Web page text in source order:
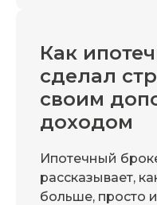
Как
сделал
своим
доходом
Ипотечный
рассказывает,
больше, просто